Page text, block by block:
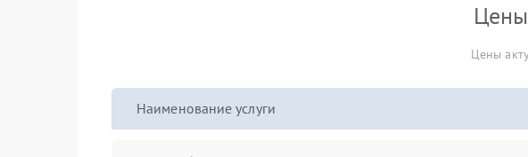
Цены
Наименование услуги